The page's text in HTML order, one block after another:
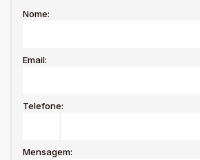
Nome:
Email:
Telefone:
Mensagem: